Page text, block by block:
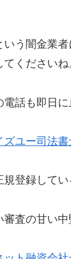
う闇金業
くださいね
話も即日に
ユー司法
登録して
査の甘い